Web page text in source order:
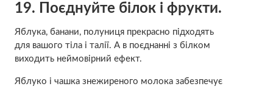
19. Поєднуйте білок і фрукти.
Яблука, банани, полуниця прекрасно підходять
для вашого тіла і талії. А в поєднанні з білком
виходить неймовірний ефект.
Яблуко і чашка знежиреного молока забезпечує